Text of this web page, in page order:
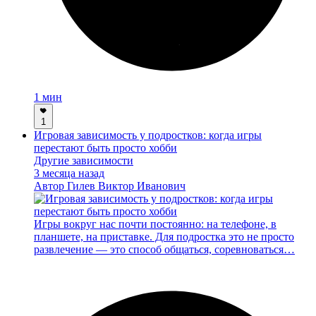
1 мин
1
Игровая зависимость у подростков: когда игры
перестают быть просто хобби
Другие зависимости
3 месяца назад
Автор Гилев Виктор Иванович
Игры вокруг нас почти постоянно: на телефоне, в
планшете, на приставке. Для подростка это не просто
развлечение — это способ общаться, соревноваться…